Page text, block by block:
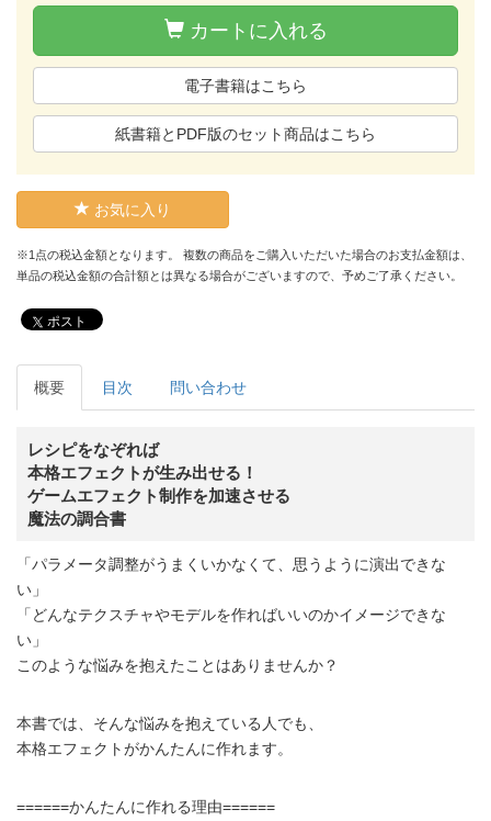
カートに入れる
電子書籍はこちら
紙書籍とPDF版のセット商品はこちら
お気に入り
※1点の税込金額となります。 複数の商品をご購入いただいた場合のお支払金額は、
単品の税込金額の合計額とは異なる場合がございますので、予めご了承ください。
ポスト
概要 目次 問い合わせ
レシピをなぞれば
本格エフェクトが生み出せる！
ゲームエフェクト制作を加速させる
魔法の調合書
「パラメータ調整がうまくいかなくて、思うように演出できな
い」
「どんなテクスチャやモデルを作ればいいのかイメージできな
い」
このような悩みを抱えたことはありませんか？
本書では、そんな悩みを抱えている人でも、
本格エフェクトがかんたんに作れます。
======かんたんに作れる理由======